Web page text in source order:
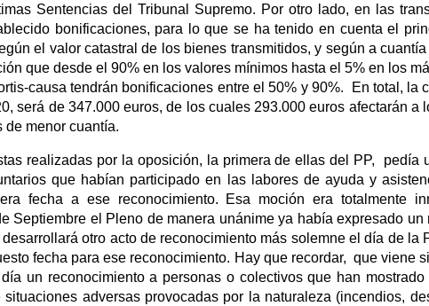
Sentencias del Tribunal Supremo. Por otro lado, en las
bonificaciones, para lo que se ha tenido en cuenta el
el valor catastral de los bienes transmitidos, y según a
que desde el 90% en los valores mínimos hasta el 5% en los
causa tendrán bonificaciones entre el 50% y 90%. En total, la
será de 347.000 euros, de los cuales 293.000 euros afectarán a
de menor cuantía.
realizadas por la oposición, la primera de ellas del PP, pedía
que habían participado en las labores de ayuda y
fecha a ese reconocimiento. Esa moción era totalmente
Septiembre el Pleno de manera unánime ya había expresado un
otro acto de reconocimiento más solemne el día de la
fecha para ese reconocimiento. Hay que recordar, que viene
un reconocimiento a personas o colectivos que han
adversas provocadas por la naturaleza (incendios,